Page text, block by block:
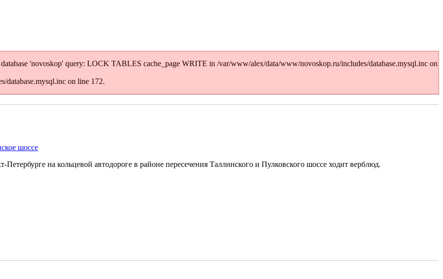
'novoskop' query: LOCK TABLES cache_page WRITE in /var/www/alex/data/www/novoskop.ru/includes/database.mysql.inc on
database.mysql.inc on line 172.
шоссе
на кольцевой автодороге в районе пересечения Таллинского и Пулковского шоссе ходит верблюд.